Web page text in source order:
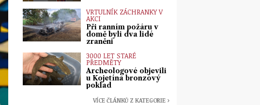
VRTULNÍK ZÁCHRANKY V
AKCI
Při ranním požáru v
domě byli dva lidé
zraněni
3000 LET STARÉ
PŘEDMĚTY
Archeologové objevili
u Kojetína bronzový
poklad
VÍCE ČLÁNKŮ Z KATEGORIE ›